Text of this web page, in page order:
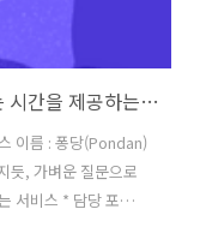
[해커톤] 퐁당 - 나의 심연으로 몰입하는 시간을 제공하는 서비스
이름 : 퐁당(Pondan)
듯, 가벼운 질문으로
서비스 * 담당 포지
뷰를 랜더링하는